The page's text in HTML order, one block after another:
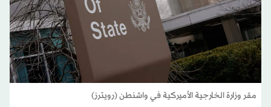
مقر وزارة الخارجية الأميركية في واشنطن (رويترز)